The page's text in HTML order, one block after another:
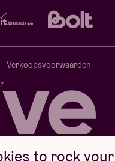
Verkoopsvoorwaarden
to rock your